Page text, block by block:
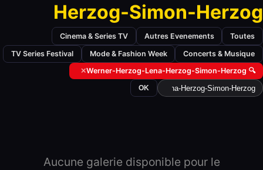
Herzog-Simon-Herzog
Toutes
Autres Evenements
Cinema & Series TV
Concerts & Musique
Mode & Fashion Week
TV Series Festival
🔍 Werner-Herzog-Lena-Herzog-Simon-Herzog
✕
OK
Aucune galerie disponible pour le